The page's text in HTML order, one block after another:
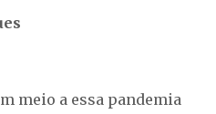
meio a essa pandemia